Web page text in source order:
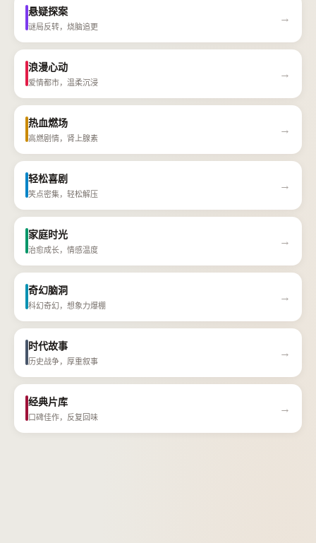
悬疑探案
谜局反转，烧脑追更
→
浪漫心动
爱情都市，温柔沉浸
→
热血燃场
高燃剧情，肾上腺素
→
轻松喜剧
笑点密集，轻松解压
→
家庭时光
治愈成长，情感温度
→
奇幻脑洞
科幻奇幻，想象力爆棚
→
时代故事
历史战争，厚重叙事
→
经典片库
口碑佳作，反复回味
→